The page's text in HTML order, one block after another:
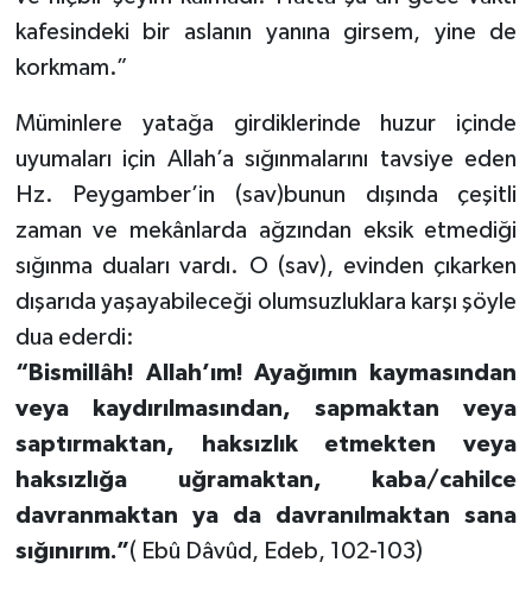
kafesindeki bir aslanın yanına girsem, yine de
korkmam.”
Müminlere yatağa girdiklerinde huzur içinde
uyumaları için Allah’a sığınmalarını tavsiye eden
Hz. Peygamber’in (sav)bunun dışında çeşitli
zaman ve mekânlarda ağzından eksik etmediği
sığınma duaları vardı. O (sav), evinden çıkarken
dışarıda yaşayabileceği olumsuzluklara karşı şöyle
dua ederdi:
“Bismillâh! Allah’ım! Ayağımın kaymasından
veya kaydırılmasından, sapmaktan veya
saptırmaktan, haksızlık etmekten veya
haksızlığa uğramaktan, kaba/cahilce
davranmaktan ya da davranılmaktan sana
sığınırım.”( Ebû Dâvûd, Edeb, 102-103)